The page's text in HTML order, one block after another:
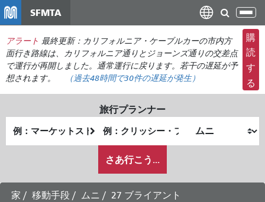
ン
コ
ン
テ
ン
ツ
移
SFMTA
ナ
ビ
ゲ
ー
シ
ョ
の
切
り
え
アラート 最終更新：カリフォルニア・ケーブルカーの市内方
面行き路線は、カリフォルニア通りとジョーンズ通りの交差点
で運行が再開しました。通常運行に戻ります。若干の遅延が予
想されます。
（過去48時間で30件の遅延が発生）
購
読
す
る
旅行プランナー
出
発
終
了
が
ど
の
さあ行こう...
家 移動手段 ムニ
27 ブライアント